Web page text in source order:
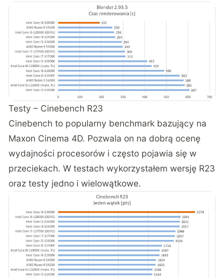
Testy – Cinebench R23
Cinebench to popularny benchmark bazujący na
Maxon Cinema 4D. Pozwala on na dobrą ocenę
wydajności procesorów i często pojawia się w
przeciekach. W testach wykorzystałem wersję R23
oraz testy jedno i wielowątkowe.